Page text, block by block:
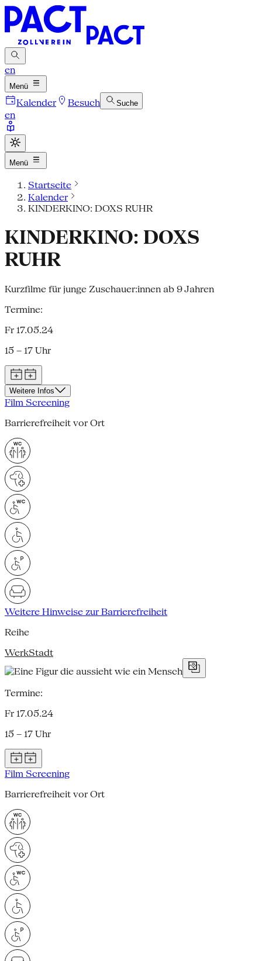
en
Menü
Kalender Besuch Suche
en
Menü
Startseite
Kalender
KINDERKINO: DOXS RUHR
KINDERKINO: DOXS
RUHR
Kurzfilme für junge Zuschauer:innen ab 9 Jahren
Termine:
Fr 17.05.24
15 – 17 Uhr
Weitere Infos
Film Screening
Barrierefreiheit vor Ort
Weitere Hinweise zur Barrierefreiheit
Reihe
WerkStadt
Termine:
Fr 17.05.24
15 – 17 Uhr
Film Screening
Barrierefreiheit vor Ort